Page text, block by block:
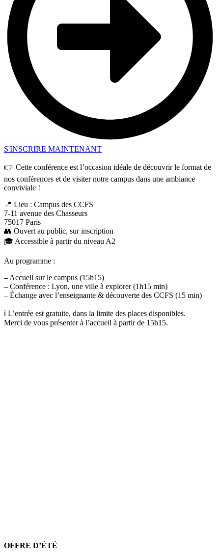
S'INSCRIRE MAINTENANT
👉 Cette conférence est l’occasion idéale de découvrir le format de
nos conférences et de visiter notre campus dans une ambiance
conviviale !
📍 Lieu : Campus des CCFS
7-11 avenue des Chasseurs
75017 Paris
👥 Ouvert au public, sur inscription
🎓 Accessible à partir du niveau A2
Au programme :
– Accueil sur le campus (15h15)
– Conférence : Lyon, une ville à explorer (1h15 min)
– Échange avec l’enseignante & découverte des CCFS (15 min)
ℹ️ L’entrée est gratuite, dans la limite des places disponibles.
Merci de vous présenter à l’accueil à partir de 15h15.
OFFRE D’ÉTÉ